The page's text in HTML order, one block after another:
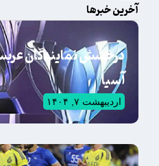
آخرین خبرها
درخشش نمایندگان
آسیا
اردیبهشت ۷, ۱۴۰۴